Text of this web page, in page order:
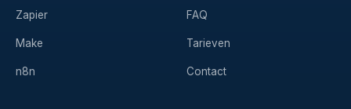
Zapier
Make
n8n
FAQ
Tarieven
Contact